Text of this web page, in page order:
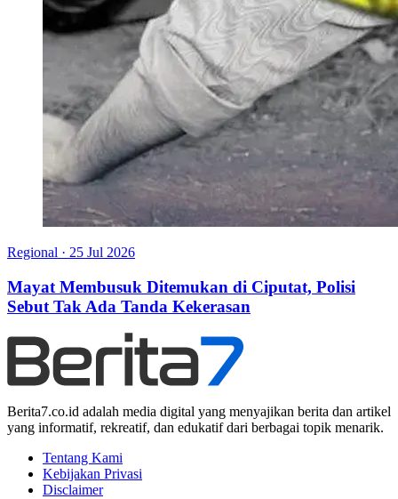
Regional · 25 Jul 2026
Mayat Membusuk Ditemukan di Ciputat, Polisi
Sebut Tak Ada Tanda Kekerasan
Berita7.co.id adalah media digital yang menyajikan berita dan artikel
yang informatif, rekreatif, dan edukatif dari berbagai topik menarik.
Tentang Kami
Kebijakan Privasi
Disclaimer